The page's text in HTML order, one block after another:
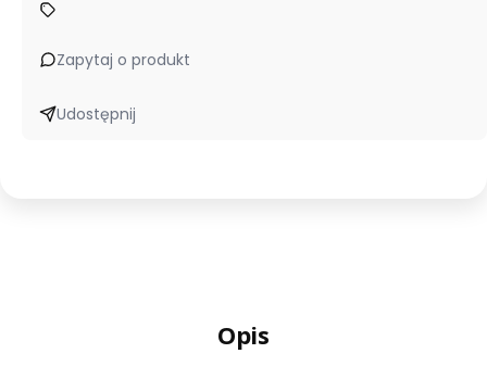
Zapytaj o produkt
Udostępnij
Opis